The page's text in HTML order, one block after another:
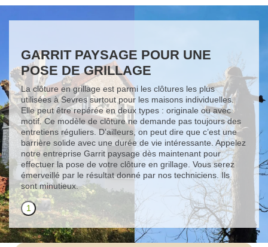
GARRIT PAYSAGE POUR UNE
POSE DE GRILLAGE
La clôture en grillage est parmi les clôtures les plus
utilisées à Sevres surtout pour les maisons individuelles.
Elle peut être repérée en deux types : originale ou avec
motif. Ce modèle de clôture ne demande pas toujours des
entretiens réguliers. D’ailleurs, on peut dire que c’est une
barrière solide avec une durée de vie intéressante. Appelez
notre entreprise Garrit paysage dès maintenant pour
effectuer la pose de votre clôture en grillage. Vous serez
émerveillé par le résultat donné par nos techniciens. Ils
sont minutieux.
1